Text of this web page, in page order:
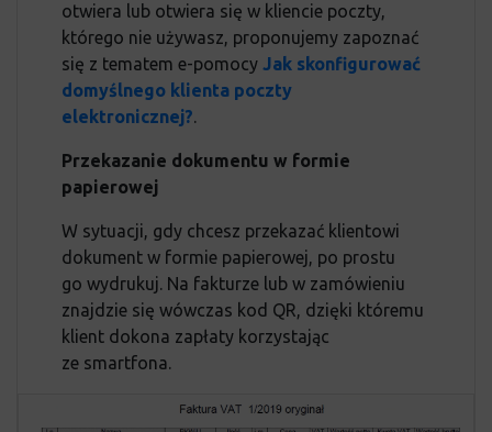
otwiera lub otwiera się w kliencie poczty,
którego nie używasz, proponujemy zapoznać
się z tematem e-pomocy Jak skonfigurować
domyślnego klienta poczty
elektronicznej?.
Przekazanie dokumentu w formie
papierowej
W sytuacji, gdy chcesz przekazać klientowi
dokument w formie papierowej, po prostu
go wydrukuj. Na fakturze lub w zamówieniu
znajdzie się wówczas kod QR, dzięki któremu
klient dokona zapłaty korzystając
ze smartfona.